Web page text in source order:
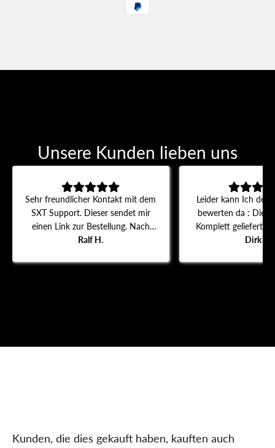
Unsere Kunden lieben uns
Ralf H.
Sehr freundlicher Kontakt mit dem
SXT Support. Dieser sendet mir
einen Link zur Bestellung. Nach
dem Erhalt und Einbau des
wieder.
Dirk S.
Leider kann Ich den
bewerten da : Die
Komplett geliefert
lieferung schon 14
schlecht.
Kunden, die dies gekauft haben, kauften auch